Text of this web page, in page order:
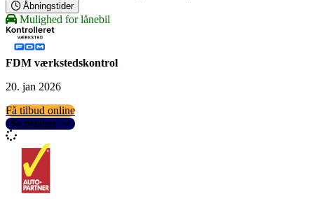
Åbningstider
Mulighed for lånebil
FDM værkstedskontrol
20. jan 2026
Få tilbud online
Se detaljer